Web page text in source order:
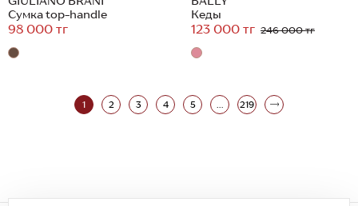
Сумка top-handle
98 000 тг
Кеды
123 000 тг 246 000 тг
1 2 3 4 5 ... 219